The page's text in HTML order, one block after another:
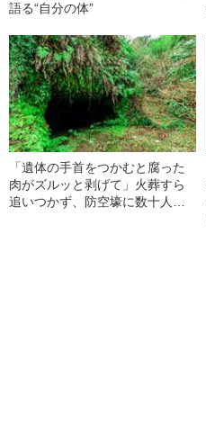
語る“自分の体”
「遺体の手首をつかむと腐った
肉がズルッと剥げて」火葬すら
追いつかず、防空壕に数十人